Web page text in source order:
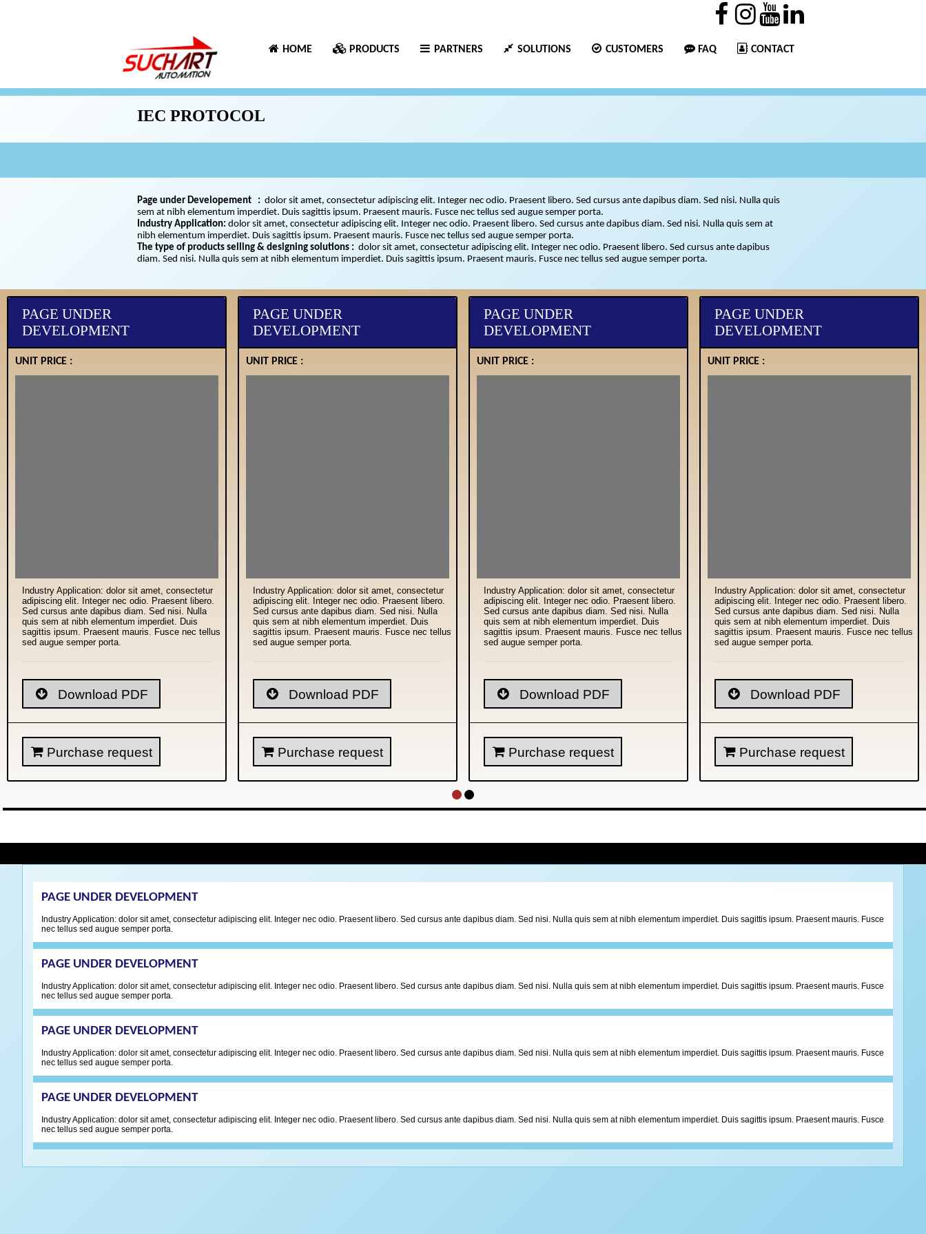
HOME PRODUCTS PARTNERS SOLUTIONS CUSTOMERS FAQ CONTACT
IEC PROTOCOL
Page under Developement : dolor sit amet, consectetur adipiscing elit. Integer nec odio. Praesent libero. Sed cursus ante dapibus diam. Sed nisi. Nulla quis
sem at nibh elementum imperdiet. Duis sagittis ipsum. Praesent mauris. Fusce nec tellus sed augue semper porta.
Industry Application: dolor sit amet, consectetur adipiscing elit. Integer nec odio. Praesent libero. Sed cursus ante dapibus diam. Sed nisi. Nulla quis sem at
nibh elementum imperdiet. Duis sagittis ipsum. Praesent mauris. Fusce nec tellus sed augue semper porta.
The type of products selling & designing solutions : dolor sit amet, consectetur adipiscing elit. Integer nec odio. Praesent libero. Sed cursus ante dapibus
diam. Sed nisi. Nulla quis sem at nibh elementum imperdiet. Duis sagittis ipsum. Praesent mauris. Fusce nec tellus sed augue semper porta.
PAGE UNDER
DEVELOPMENT
UNIT PRICE :
Industry Application: dolor sit amet, consectetur
adipiscing elit. Integer nec odio. Praesent libero.
Sed cursus ante dapibus diam. Sed nisi. Nulla
quis sem at nibh elementum imperdiet. Duis
sagittis ipsum. Praesent mauris. Fusce nec tellus
sed augue semper porta.
Download PDF
Purchase request
PAGE UNDER
DEVELOPMENT
UNIT PRICE :
Industry Application: dolor sit amet, consectetur
adipiscing elit. Integer nec odio. Praesent libero.
Sed cursus ante dapibus diam. Sed nisi. Nulla
quis sem at nibh elementum imperdiet. Duis
sagittis ipsum. Praesent mauris. Fusce nec tellus
sed augue semper porta.
Download PDF
Purchase request
PAGE UNDER
DEVELOPMENT
UNIT PRICE :
Industry Application: dolor sit amet, consectetur
adipiscing elit. Integer nec odio. Praesent libero.
Sed cursus ante dapibus diam. Sed nisi. Nulla
quis sem at nibh elementum imperdiet. Duis
sagittis ipsum. Praesent mauris. Fusce nec tellus
sed augue semper porta.
Download PDF
Purchase request
PAGE UNDER
DEVELOPMENT
UNIT PRICE :
Industry Application: dolor sit amet, consectetur
adipiscing elit. Integer nec odio. Praesent libero.
Sed cursus ante dapibus diam. Sed nisi. Nulla
quis sem at nibh elementum imperdiet. Duis
sagittis ipsum. Praesent mauris. Fusce nec tellus
sed augue semper porta.
Download PDF
Purchase request
PAGE UNDER DEVELOPMENT
Industry Application: dolor sit amet, consectetur adipiscing elit. Integer nec odio. Praesent libero. Sed cursus ante dapibus diam. Sed nisi. Nulla quis sem at nibh elementum imperdiet. Duis sagittis ipsum. Praesent mauris. Fusce
nec tellus sed augue semper porta.
PAGE UNDER DEVELOPMENT
Industry Application: dolor sit amet, consectetur adipiscing elit. Integer nec odio. Praesent libero. Sed cursus ante dapibus diam. Sed nisi. Nulla quis sem at nibh elementum imperdiet. Duis sagittis ipsum. Praesent mauris. Fusce
nec tellus sed augue semper porta.
PAGE UNDER DEVELOPMENT
Industry Application: dolor sit amet, consectetur adipiscing elit. Integer nec odio. Praesent libero. Sed cursus ante dapibus diam. Sed nisi. Nulla quis sem at nibh elementum imperdiet. Duis sagittis ipsum. Praesent mauris. Fusce
nec tellus sed augue semper porta.
PAGE UNDER DEVELOPMENT
Industry Application: dolor sit amet, consectetur adipiscing elit. Integer nec odio. Praesent libero. Sed cursus ante dapibus diam. Sed nisi. Nulla quis sem at nibh elementum imperdiet. Duis sagittis ipsum. Praesent mauris. Fusce
nec tellus sed augue semper porta.